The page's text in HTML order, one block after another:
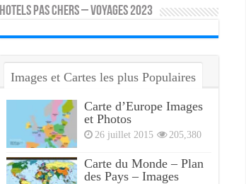
HOTELS PAS CHERS – VOYAGES 2023
Images et Cartes les plus Populaires
Carte d’Europe Images
et Photos
26 juillet 2015 205,380
Carte du Monde – Plan
des Pays – Images